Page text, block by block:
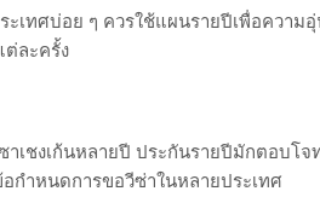
ความถี่ในการเดินทางแล้ว กลุ่มต่อไปนี้